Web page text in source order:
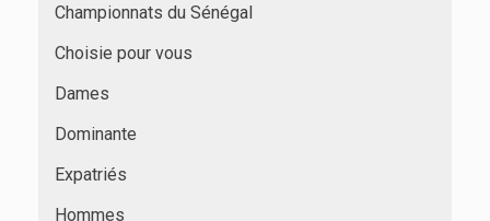
Championnats du Sénégal
Choisie pour vous
Dames
Dominante
Expatriés
Hommes